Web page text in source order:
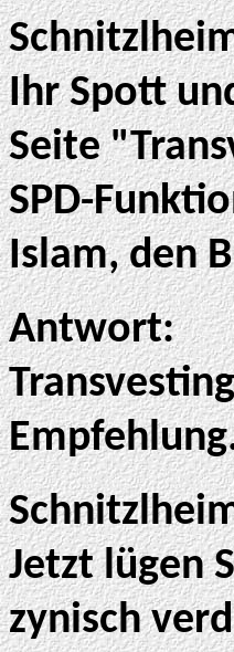
Ihr Spott
Seite
SPD-
Islam, den
Antwort:
Jetzt lügen
zynisch